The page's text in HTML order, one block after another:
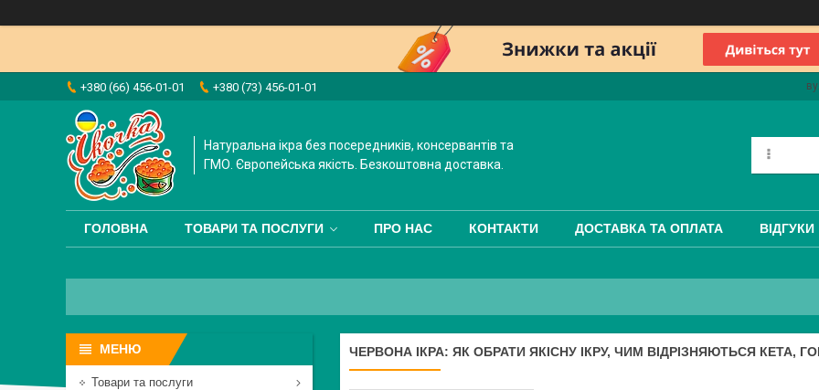
+380 (66) 456-01-01 +380 (73) 456-01-01
Натуральна ікра без посередників, консервантів та
ГМО. Європейська якість. Безкоштовна доставка.
ГОЛОВНА ТОВАРИ ТА ПОСЛУГИ ПРО НАС КОНТАКТИ ДОСТАВКА ТА ОПЛАТА ВІДГУКИ
ЧЕРВОНА ІКРА: ЯК ОБРАТИ ЯКІСНУ ІКРУ, ЧИМ ВІДРІЗНЯЮТЬСЯ КЕТА,
Товари та послуги